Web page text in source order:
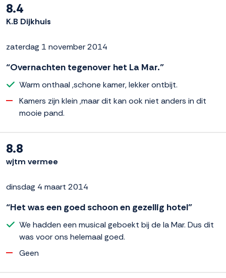
8.4
K.B Dijkhuis
zaterdag 1 november 2014
“Overnachten tegenover het La Mar.”
Warm onthaal ,schone kamer, lekker ontbijt.
Kamers zijn klein ,maar dit kan ook niet anders in dit
mooie pand.
8.8
wjtm vermee
dinsdag 4 maart 2014
“Het was een goed schoon en gezellig hotel”
We hadden een musical geboekt bij de la Mar. Dus dit
was voor ons helemaal goed.
Geen